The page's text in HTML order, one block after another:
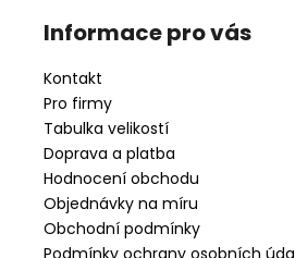
Informace pro vás
Kontakt
Pro firmy
Tabulka velikostí
Doprava a platba
Hodnocení obchodu
Objednávky na míru
Obchodní podmínky